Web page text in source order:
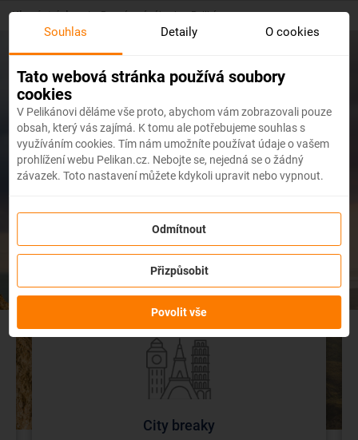
Skip
content
Hlavní stránka / Poznávací zájezdy s Pelikánem
Poznávací zájezdy s
Pelikánem
City breaky
Souhlas Detaily O cookies
Tato webová stránka používá soubory
cookies
V Pelikánovi děláme vše proto, abychom vám zobrazovali pouze
obsah, který vás zajímá. K tomu ale potřebujeme souhlas s
využíváním cookies. Tím nám umožníte používat údaje o vašem
prohlížení webu Pelikan.cz. Nebojte se, nejedná se o žádný
závazek. Toto nastavení můžete kdykoli upravit nebo vypnout.
Odmítnout
Přizpůsobit
Povolit vše